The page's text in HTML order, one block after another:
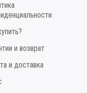
и возврат
и доставка